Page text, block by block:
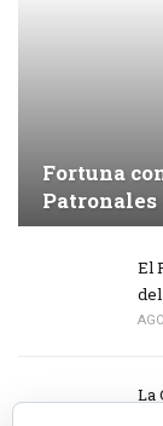
Fortuna
Patronales
El
La